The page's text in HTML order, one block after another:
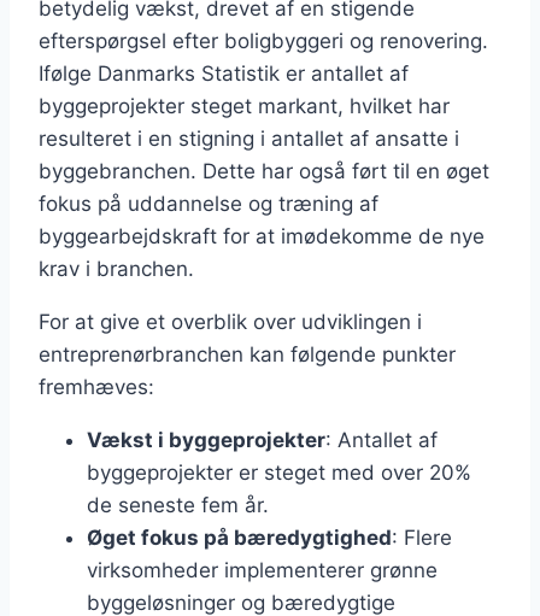
betydelig vækst, drevet af en stigende
efterspørgsel efter boligbyggeri og renovering.
Ifølge Danmarks Statistik er antallet af
byggeprojekter steget markant, hvilket har
resulteret i en stigning i antallet af ansatte i
byggebranchen. Dette har også ført til en øget
fokus på uddannelse og træning af
byggearbejdskraft for at imødekomme de nye
krav i branchen.
For at give et overblik over udviklingen i
entreprenørbranchen kan følgende punkter
fremhæves:
Vækst i byggeprojekter: Antallet af
byggeprojekter er steget med over 20%
de seneste fem år.
Øget fokus på bæredygtighed: Flere
virksomheder implementerer grønne
byggeløsninger og bæredygtige